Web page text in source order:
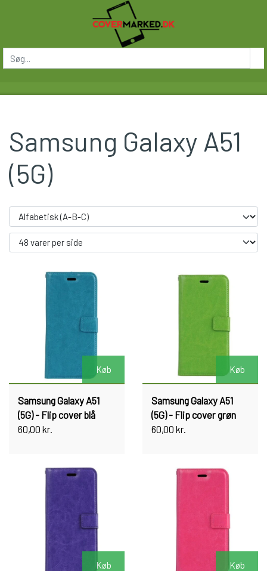
Samsung Galaxy A51
(5G)
Køb
Samsung Galaxy A51
(5G) - Flip cover blå
60,00 kr.
Køb
Samsung Galaxy A51
(5G) - Flip cover grøn
60,00 kr.
Køb Køb